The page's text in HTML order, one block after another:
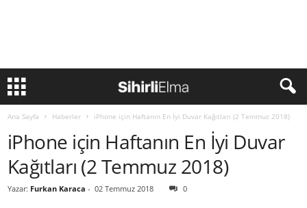
Ana Sayfa Haberler iPhone için Haftanın En İyi Duvar Kağıtları (2 Temmuz 2018)
iPhone için Haftanın En İyi Duvar
Kağıtları (2 Temmuz 2018)
Yazar: Furkan Karaca - 02 Temmuz 2018 0